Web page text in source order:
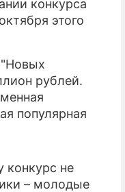
ИГРЫ
О ПРОЕКТЕ
конкурса
этого
рублей.
популярная
конкурс не
– молодые